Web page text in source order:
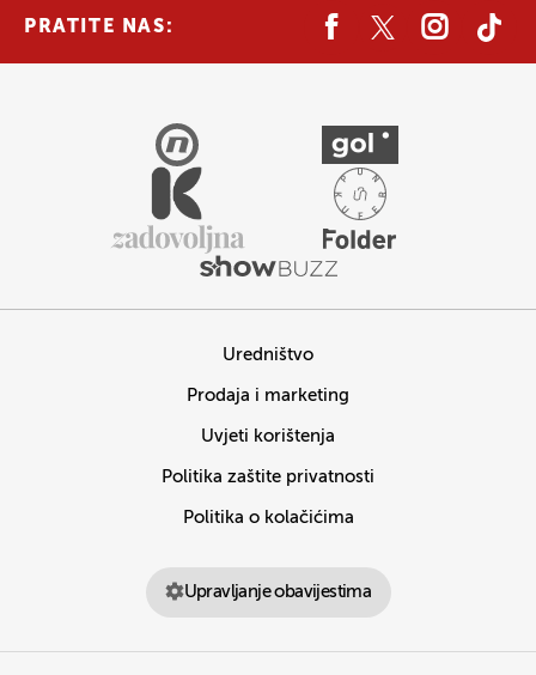
PRATITE NAS:
Uredništvo
Prodaja i marketing
Uvjeti korištenja
Politika zaštite privatnosti
Politika o kolačićima
Upravljanje obavijestima